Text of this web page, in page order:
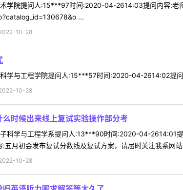
学院提问人:15***97时间:2020-04-2614:03提问内容:老
...
10-28
学与工程学院提问人:15***57时间:2020-04-2614:02提
10-28
时候出来线上复试实验操作部分考
科学与工程学系提问人:13***90时间:2020-04-2614:01
五月初会发布复试分数线及复试方案，请届时关注我系网
10-28